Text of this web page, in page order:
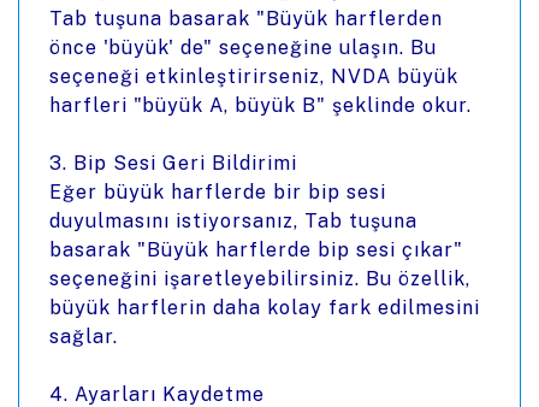
Tab tuşuna basarak "Büyük harflerden
önce 'büyük' de" seçeneğine ulaşın. Bu
seçeneği etkinleştirirseniz, NVDA büyük
harfleri "büyük A, büyük B" şeklinde okur.
3. Bip Sesi Geri Bildirimi
Eğer büyük harflerde bir bip sesi
duyulmasını istiyorsanız, Tab tuşuna
basarak "Büyük harflerde bip sesi çıkar"
seçeneğini işaretleyebilirsiniz. Bu özellik,
büyük harflerin daha kolay fark edilmesini
sağlar.
4. Ayarları Kaydetme